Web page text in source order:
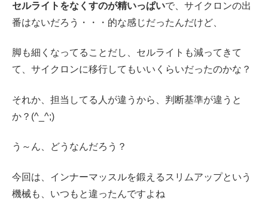
セルライトをなくすのが精いっぱいで、サイクロンの出
番はないだろう・・・的な感じだったんだけど、
脚も細くなってることだし、セルライトも減ってきて
て、サイクロンに移行してもいいくらいだったのかな？
それか、担当してる人が違うから、判断基準が違うと
か？(^_^;)
う～ん、どうなんだろう？
今回は、インナーマッスルを鍛えるスリムアップという
機械も、いつもと違ったんですよね